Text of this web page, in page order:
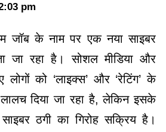
pm
जॉब के नाम पर एक नया साइबर
जा रहा है। सोशल मीडिया और
को ‘लाइक्स’ और ‘रेटिंग’ के
दिया जा रहा है, लेकिन इसके
ठगी का गिरोह सक्रिय है।